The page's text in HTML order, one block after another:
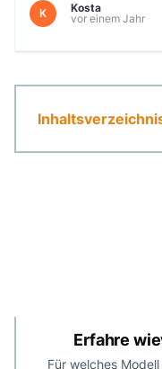
K
Kosta
vor einem Jahr
Autoankauf in
Deine Experten
Vorteile bieten wir
Erfahre
Für welches